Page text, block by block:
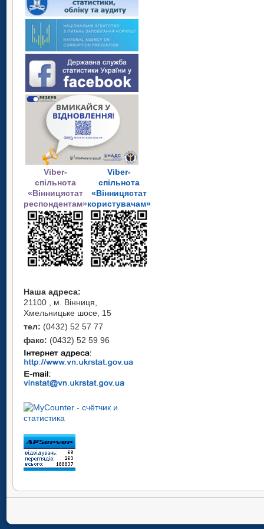
Viber-
спільнота
«Вінницястат
респондентам»
Viber-
спільнота
«Вінницястат
користувачам»
Наша адреса:
21100 , м. Вінниця,
Хмельницьке шосе, 15
тел: (0432) 52 57 77
факс: (0432) 52 59 96